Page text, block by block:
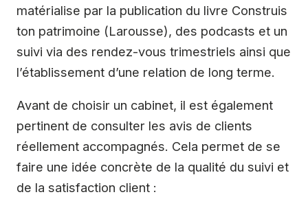
matérialise par la publication du livre Construis
ton patrimoine (Larousse), des podcasts et un
suivi via des rendez-vous trimestriels ainsi que
l’établissement d’une relation de long terme.
Avant de choisir un cabinet, il est également
pertinent de consulter les avis de clients
réellement accompagnés. Cela permet de se
faire une idée concrète de la qualité du suivi et
de la satisfaction client :